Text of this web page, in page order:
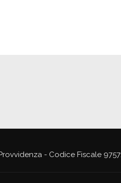
- Codice Fiscale